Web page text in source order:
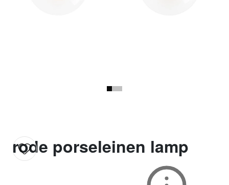
rode porseleinen lamp